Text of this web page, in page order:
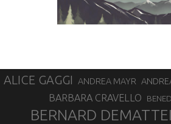
ALICE GAGGI ANDREA MAYR
BARBARA CRAVELLO
BERNARD